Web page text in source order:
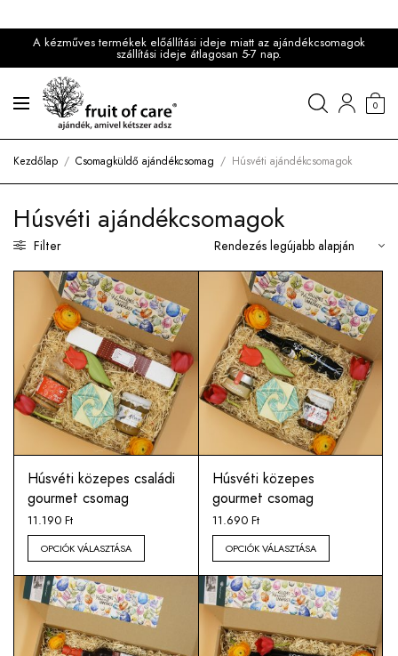
A kézműves termékek előállítási ideje miatt az ajándékcsomagok
szállítási ideje átlagosan 5-7 nap.
0
Kezdőlap / Csomagküldő ajándékcsomag / Húsvéti ajándékcsomagok
Húsvéti ajándékcsomagok
Filter
Húsvéti közepes családi
gourmet csomag
11.190 Ft
OPCIÓK VÁLASZTÁSA
Húsvéti közepes
gourmet csomag
11.690 Ft
OPCIÓK VÁLASZTÁSA